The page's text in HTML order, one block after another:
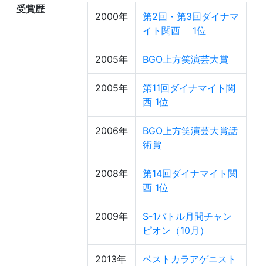
受賞歴
2000年
第2回・第3回ダイナマ
イト関西 1位
2005年 BGO上方笑演芸大賞
2005年
第11回ダイナマイト関
西 1位
2006年
BGO上方笑演芸大賞話
術賞
2008年
第14回ダイナマイト関
西 1位
2009年
S-1バトル月間チャン
ピオン（10月）
2013年 ベストカラアゲニスト